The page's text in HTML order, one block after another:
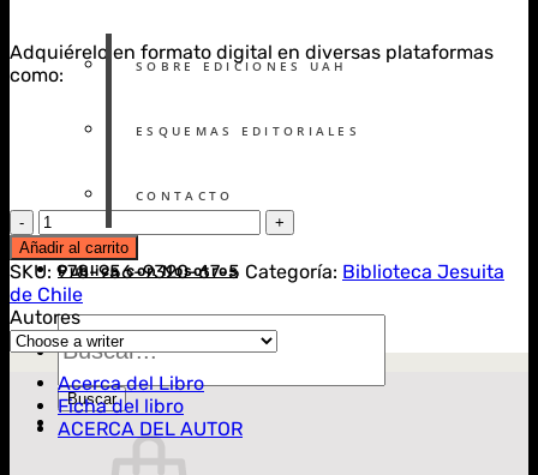
SOBRE EDICIONES UAH
ESQUEMAS EDITORIALES
CONTACTO
Publica con Nosotros
Búsqueda
de
Libros
Buscar
Adquiérelo en formato digital en diversas plataformas
como:
Vocaciones
en
un
siglo
herido
cantidad
Añadir al carrito
SKU: 978-956-9320-67-5 Categoría: Biblioteca Jesuita
de Chile
Autores
Acerca del Libro
Ficha del libro
ACERCA DEL AUTOR